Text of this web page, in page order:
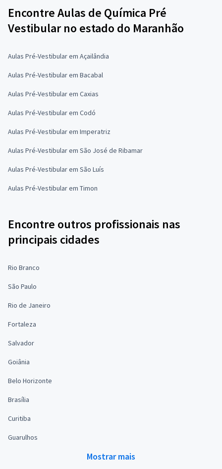
Encontre Aulas de Química Pré
Vestibular no estado do Maranhão
Aulas Pré-Vestibular em Açailândia
Aulas Pré-Vestibular em Bacabal
Aulas Pré-Vestibular em Caxias
Aulas Pré-Vestibular em Codó
Aulas Pré-Vestibular em Imperatriz
Aulas Pré-Vestibular em São José de Ribamar
Aulas Pré-Vestibular em São Luís
Aulas Pré-Vestibular em Timon
Encontre outros profissionais nas
principais cidades
Rio Branco
São Paulo
Rio de Janeiro
Fortaleza
Salvador
Goiânia
Belo Horizonte
Brasília
Curitiba
Guarulhos
Mostrar mais